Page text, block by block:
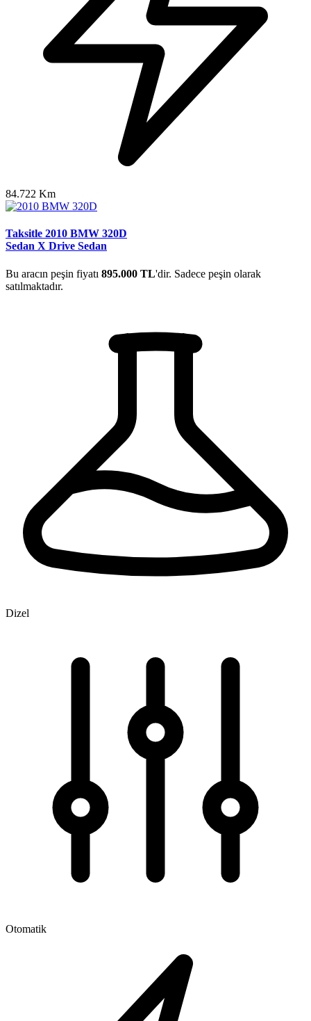
84.722 Km
Taksitle 2010 BMW 320D
Sedan X Drive Sedan
Bu aracın peşin fiyatı 895.000 TL'dir. Sadece peşin olarak
satılmaktadır.
Dizel
Otomatik